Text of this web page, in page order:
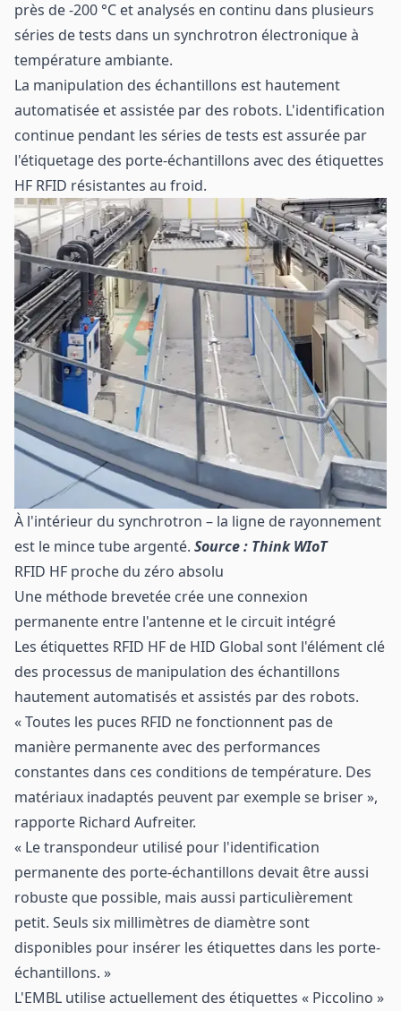
près de -200 °C et analysés en continu dans plusieurs
séries de tests dans un synchrotron électronique à
température ambiante.
La manipulation des échantillons est hautement
automatisée et assistée par des robots. L'identification
continue pendant les séries de tests est assurée par
l'étiquetage des porte-échantillons avec des étiquettes
HF RFID résistantes au froid.
À l'intérieur du synchrotron – la ligne de rayonnement
est le mince tube argenté. Source : Think WIoT
RFID HF proche du zéro absolu
Une méthode brevetée crée une connexion
permanente entre l'antenne et le circuit intégré
Les étiquettes RFID HF de HID Global sont l'élément clé
des processus de manipulation des échantillons
hautement automatisés et assistés par des robots.
« Toutes les puces RFID ne fonctionnent pas de
manière permanente avec des performances
constantes dans ces conditions de température. Des
matériaux inadaptés peuvent par exemple se briser »,
rapporte Richard Aufreiter.
« Le transpondeur utilisé pour l'identification
permanente des porte-échantillons devait être aussi
robuste que possible, mais aussi particulièrement
petit. Seuls six millimètres de diamètre sont
disponibles pour insérer les étiquettes dans les porte-
échantillons. »
L'EMBL utilise actuellement des étiquettes « Piccolino »